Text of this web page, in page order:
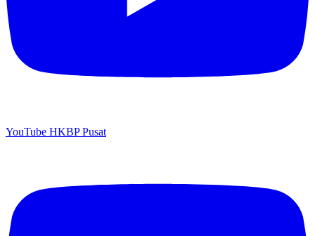
YouTube HKBP Pusat